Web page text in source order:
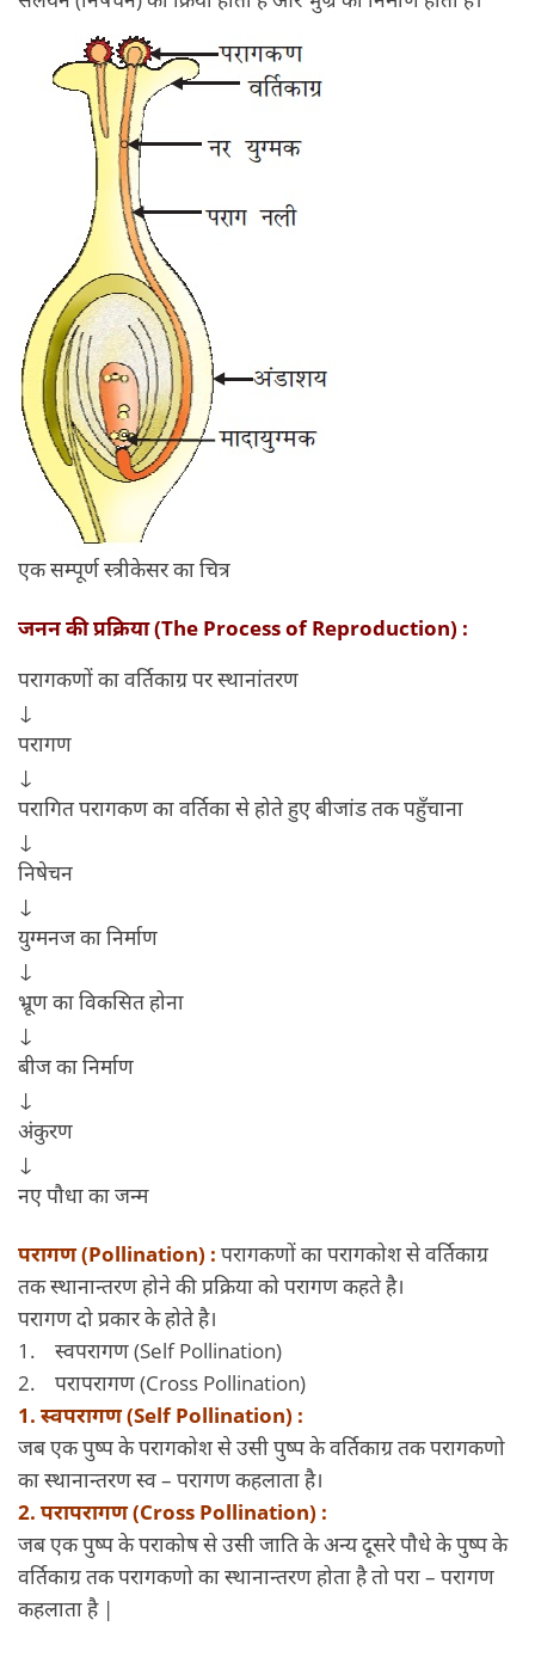
एक सम्पूर्ण स्त्रीकेसर का चित्र
जनन की प्रक्रिया (The Process of Reproduction) :
परागकणों का वर्तिकाग्र पर स्थानांतरण
↓
परागण
↓
परागित परागकण का वर्तिका से होते हुए बीजांड तक पहुँचाना
↓
निषेचन
↓
युग्मनज का निर्माण
↓
भ्रूण का विकसित होना
↓
बीज का निर्माण
↓
अंकुरण
↓
नए पौधा का जन्म
परागण (Pollination) : परागकणों का परागकोश से वर्तिकाग्र
तक स्थानान्तरण होने की प्रक्रिया को परागण कहते है।
परागण दो प्रकार के होते है।
1. स्वपरागण (Self Pollination)
2. परापरागण (Cross Pollination)
1. स्वपरागण (Self Pollination) :
जब एक पुष्प के परागकोश से उसी पुष्प के वर्तिकाग्र तक परागकणो
का स्थानान्तरण स्व – परागण कहलाता है।
2. परापरागण (Cross Pollination) :
जब एक पुष्प के पराकोष से उसी जाति के अन्य दूसरे पौधे के पुष्प के
वर्तिकाग्र तक परागकणो का स्थानान्तरण होता है तो परा – परागण
कहलाता है |